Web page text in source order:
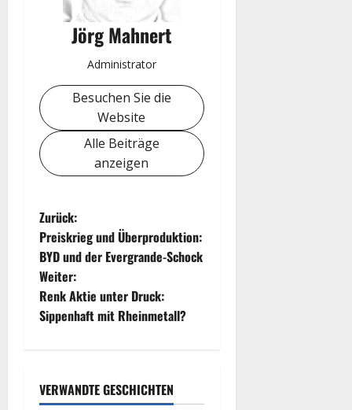
Jörg Mahnert
Administrator
Besuchen Sie die
Website
Alle Beiträge
anzeigen
B
e
i
t
a
Zurück:
Preiskrieg und Überproduktion:
BYD und der Evergrande-Schock
Weiter:
Renk Aktie unter Druck:
Sippenhaft mit Rheinmetall?
VERWANDTE GESCHICHTEN